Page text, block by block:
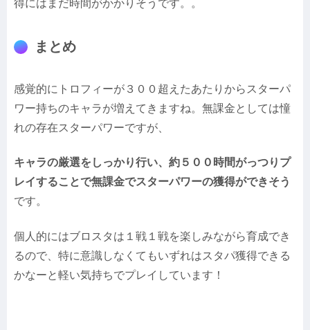
得にはまだ時間がかかりそうです。。
まとめ
感覚的にトロフィーが３００超えたあたりからスターパ
ワー持ちのキャラが増えてきますね。無課金としては憧
れの存在スターパワーですが、
キャラの厳選をしっかり行い、約５００時間がっつりプ
レイすることで無課金でスターパワーの獲得ができそう
です。
個人的にはブロスタは１戦１戦を楽しみながら育成でき
るので、特に意識しなくてもいずれはスタパ獲得できる
かなーと軽い気持ちでプレイしています！